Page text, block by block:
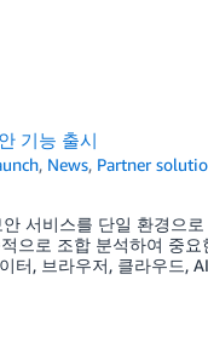
기능 출시
, News, Partner
서비스를 단일 환경으
으로 조합 분석하여 중요
터, 브라우저, 클라우드,